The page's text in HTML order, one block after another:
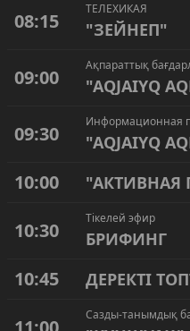
08:15
ТЕЛЕХИКАЯ
"ЗЕЙНЕП"
09:00
Ақпараттық
"AQJAIYQ
09:30
Информационная
"AQJAIYQ
10:00
10:30
Тікелей эфир
БРИФИНГ
10:45 ДЕРЕКТІ
Сазды-танымдық